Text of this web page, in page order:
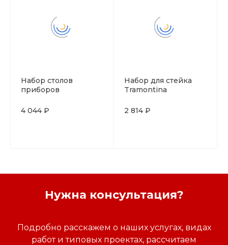
Набор столов
приборов
12 предметов в
4 044 ₽
Набор для стейка
Tramontina
предметов (6 ножей
2 814 ₽
Нужна консультация?
Подробно расскажем о наших услугах, видах
работ и типовых проектах, рассчитаем